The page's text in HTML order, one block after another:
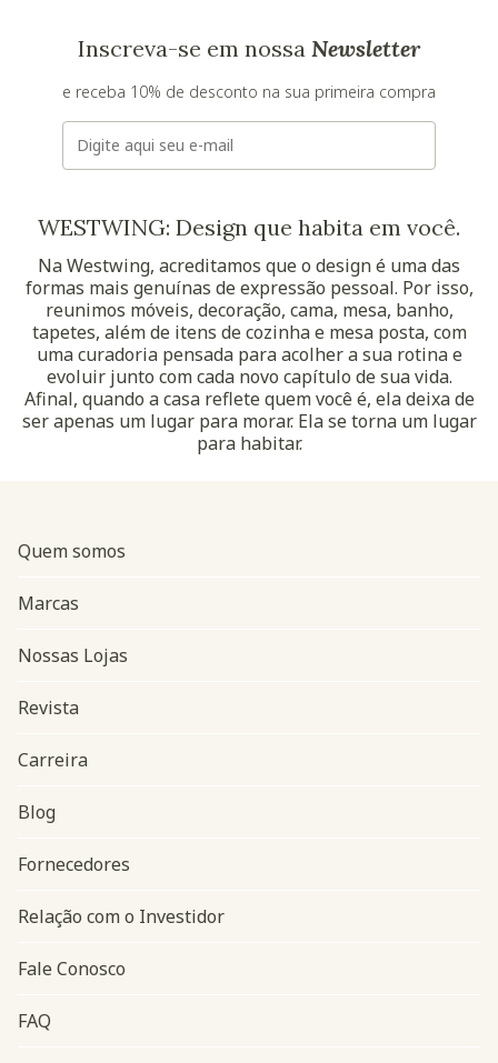
Inscreva-se em nossa Newsletter
e receba 10% de desconto na sua primeira compra
E-mail
WESTWING: Design que habita em você.
Na Westwing, acreditamos que o design é uma das
formas mais genuínas de expressão pessoal. Por isso,
reunimos móveis, decoração, cama, mesa, banho,
tapetes, além de itens de cozinha e mesa posta, com
uma curadoria pensada para acolher a sua rotina e
evoluir junto com cada novo capítulo de sua vida.
Afinal, quando a casa reflete quem você é, ela deixa de
ser apenas um lugar para morar. Ela se torna um lugar
para habitar.
Navegação do rodapé
Quem somos
Marcas
Nossas Lojas
Revista
Carreira
Blog
Fornecedores
Relação com o Investidor
Fale Conosco
FAQ